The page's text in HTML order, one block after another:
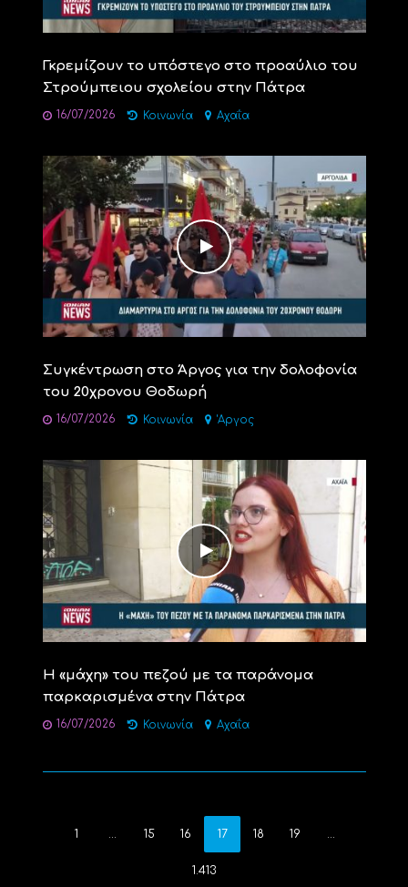
Γκρεμίζουν το υπόστεγο στο προαύλιο του
Στρούμπειου σχολείου στην Πάτρα
16/07/2026 Κοινωνία Αχαΐα
Συγκέντρωση στο Άργος για την δολοφονία
του 20χρονου Θοδωρή
16/07/2026 Κοινωνία 'Αργος
Η «μάχη» του πεζού με τα παράνομα
παρκαρισμένα στην Πάτρα
16/07/2026 Κοινωνία Αχαΐα
1 15 16 17 18 19
1.413